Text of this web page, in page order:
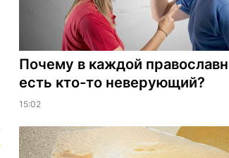
Почему в каждой
есть кто-то неверующий?
15:02